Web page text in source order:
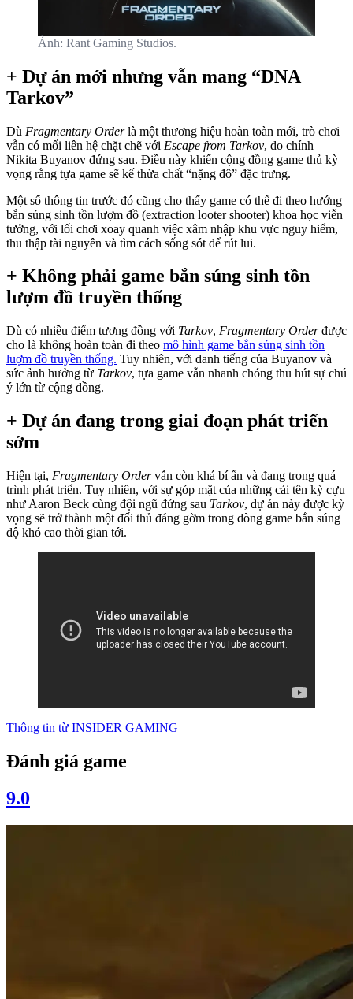
Ảnh: Rant Gaming Studios.
+ Dự án mới nhưng vẫn mang “DNA
Tarkov”
Dù Fragmentary Orderlà một thương hiệu hoàn toàn mới, trò chơi
vẫn có mối liên hệ chặt chẽ với Escape from Tarkov, do chính
Nikita Buyanov đứng sau. Điều này khiến cộng đồng game thủ kỳ
vọng rằng tựa game sẽ kế thừa chất “nặng đô” đặc trưng.
Một số thông tin trước đó cũng cho thấy game có thể đi theo hướng
bắn súng sinh tồn lượm đồ (extraction looter shooter) khoa học viễn
tưởng, với lối chơi xoay quanh việc xâm nhập khu vực nguy hiểm,
thu thập tài nguyên và tìm cách sống sót để rút lui.
+ Không phải game bắn súng sinh tồn
lượm đồ truyền thống
Dù có nhiều điểm tương đồng với Tarkov, Fragmentary Orderđược
cho là không hoàn toàn đi theo mô hình game bắn súng sinh tồn
luợm đồ truyền thống. Tuy nhiên, với danh tiếng của Buyanov và
sức ảnh hưởng từ Tarkov, tựa game vẫn nhanh chóng thu hút sự chú
ý lớn từ cộng đồng.
+ Dự án đang trong giai đoạn phát triển
sớm
Hiện tại, Fragmentary Ordervẫn còn khá bí ẩn và đang trong quá
trình phát triển. Tuy nhiên, với sự góp mặt của những cái tên kỳ cựu
như Aaron Beck cùng đội ngũ đứng sau Tarkov, dự án này được kỳ
vọng sẽ trở thành một đối thủ đáng gờm trong dòng game bắn súng
độ khó cao thời gian tới.
Thông tin từ INSIDER GAMING
Đánh giá game
9.0